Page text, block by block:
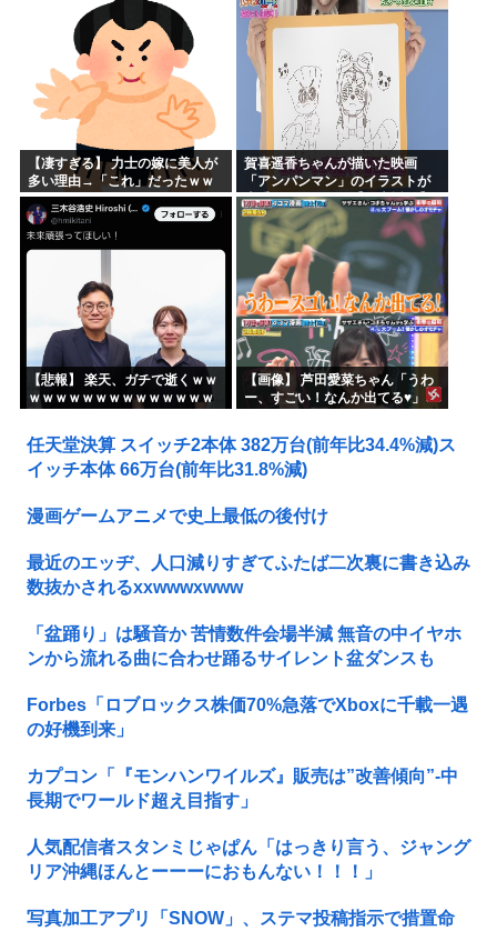
【凄すぎる】 力士の嫁に美人が
多い理由→「これ」だったｗｗ
ｗｗｗｗｗ
賀喜遥香ちゃんが描いた映画
「アンパンマン」のイラストが
上手すぎる！！！【乃木坂46】
【悲報】 楽天、ガチで逝くｗｗ
ｗｗｗｗｗｗｗｗｗｗｗｗｗｗ
【画像】 芦田愛菜ちゃん「うわ
ー、すごい！なんか出てる♥」
任天堂決算 スイッチ2本体 382万台(前年比34.4%減)ス
イッチ本体 66万台(前年比31.8%減)
漫画ゲームアニメで史上最低の後付け
最近のエッヂ、人口減りすぎてふたば二次裏に書き込み
数抜かされるxxwwwxwww
「盆踊り」は騒音か 苦情数件会場半減 無音の中イヤホ
ンから流れる曲に合わせ踊るサイレント盆ダンスも
Forbes「ロブロックス株価70%急落でXboxに千載一遇
の好機到来」
カプコン「『モンハンワイルズ』販売は”改善傾向”-中
長期でワールド超え目指す」
人気配信者スタンミじゃぱん「はっきり言う、ジャング
リア沖縄ほんとーーーにおもんない！！！」
写真加工アプリ「SNOW」、ステマ投稿指示で措置命